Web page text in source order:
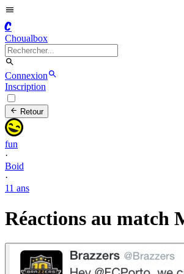
C
Choualbox
Connexion
Inscription
Retour
fun
·
Boid
·
11 ans
Réactions au match